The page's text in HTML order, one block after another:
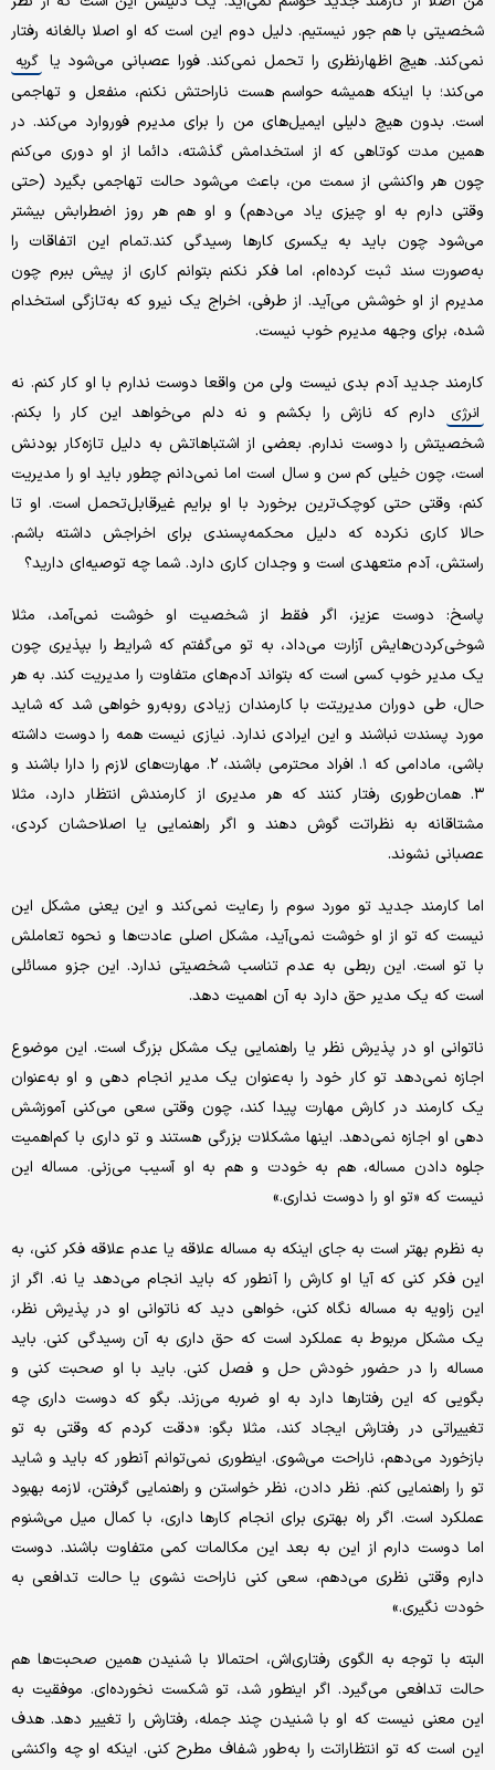
شخصیتی با هم جور نیستیم. دلیل دوم این است که او اصلا بالغانه رفتار
نمی‌کند. هیچ اظهارنظری را تحمل نمی‌کند. فورا عصبانی می‌شود یا گریه
می‌کند؛ با اینکه همیشه حواسم هست ناراحتش نکنم، منفعل و تهاجمی
است. بدون هیچ دلیلی ایمیل‌های من را برای مدیرم فوروارد می‌کند. در
همین مدت کوتاهی که از استخدامش گذشته، دائما از او دوری می‌کنم
چون هر واکنشی از سمت من، باعث می‌شود حالت تهاجمی بگیرد (حتی
وقتی دارم به او چیزی یاد می‌دهم) و او هم هر روز اضطرابش بیشتر
می‌شود چون باید به یکسری کارها رسیدگی کند.تمام این اتفاقات را
به‌صورت سند ثبت کرده‌ام، اما فکر نکنم بتوانم کاری از پیش ببرم چون
مدیرم از او خوشش می‌آید. از طرفی، اخراج یک نیرو که به‌تازگی استخدام
شده، برای وجهه مدیرم خوب نیست.
کارمند جدید آدم بدی نیست ولی من واقعا دوست ندارم با او کار کنم. نه
انرژی
دارم که نازش را بکشم و نه دلم می‌خواهد این کار را بکنم.
شخصیتش را دوست ندارم. بعضی از اشتباهاتش به دلیل تازه‌کار بودنش
است، چون خیلی کم سن و سال است اما نمی‌دانم چطور باید او را مدیریت
کنم، وقتی حتی کوچک‌ترین برخورد با او برایم غیرقابل‌تحمل است. او تا
حالا کاری نکرده که دلیل محکمه‌پسندی برای اخراجش داشته باشم.
راستش، آدم متعهدی است و وجدان کاری دارد. شما چه توصیه‌ای دارید؟
پاسخ: دوست عزیز، اگر فقط از شخصیت او خوشت نمی‌آمد، مثلا
شوخی‌کردن‌هایش آزارت می‌داد، به تو می‌گفتم که شرایط را بپذیری چون
یک مدیر خوب کسی است که بتواند آدم‌های متفاوت را مدیریت کند. به هر
حال، طی دوران مدیریتت با کارمندان زیادی روبه‌رو خواهی شد که شاید
مورد پسندت نباشند و این ایرادی ندارد. نیازی نیست همه را دوست داشته
باشی، مادامی که ۱. افراد محترمی باشند، ۲. مهارت‌های لازم را دارا باشند و
۳. همان‌طوری رفتار کنند که هر مدیری از کارمندش انتظار دارد، مثلا
مشتاقانه به نظراتت گوش دهند و اگر راهنمایی یا اصلاحشان کردی،
عصبانی نشوند.
اما کارمند جدید تو مورد سوم را رعایت نمی‌کند و این یعنی مشکل این
نیست که تو از او خوشت نمی‌آید، مشکل اصلی عادت‌ها و نحوه تعاملش
با تو است. این ربطی به عدم تناسب شخصیتی ندارد. این جزو مسائلی
است که یک مدیر حق دارد به آن اهمیت دهد.
ناتوانی او در پذیرش نظر یا راهنمایی یک مشکل بزرگ است. این موضوع
اجازه نمی‌دهد تو کار خود را به‌عنوان یک مدیر انجام دهی و او به‌عنوان
یک کارمند در کارش مهارت پیدا کند، چون وقتی سعی می‌کنی آموزشش
دهی او اجازه نمی‌دهد. اینها مشکلات بزرگی هستند و تو داری با کم‌اهمیت
جلوه دادن مساله، هم به خودت و هم به او آسیب می‌زنی. مساله این
نیست که «تو او را دوست نداری.»
به نظرم بهتر است به جای اینکه به مساله علاقه یا عدم علاقه فکر کنی، به
این فکر کنی که آیا او کارش را آنطور که باید انجام می‌دهد یا نه. اگر از
این زاویه به مساله نگاه کنی، خواهی دید که ناتوانی او در پذیرش نظر،
یک مشکل مربوط به عملکرد است که حق داری به آن رسیدگی کنی. باید
مساله را در حضور خودش حل و فصل کنی. باید با او صحبت کنی و
بگویی که این رفتارها دارد به او ضربه می‌زند. بگو که دوست داری چه
تغییراتی در رفتارش ایجاد کند، مثلا بگو: «دقت کردم که وقتی به تو
بازخورد می‌دهم، ناراحت می‌شوی. اینطوری نمی‌توانم آنطور که باید و شاید
تو را راهنمایی کنم. نظر دادن، نظر خواستن و راهنمایی گرفتن، لازمه بهبود
عملکرد است. اگر راه بهتری برای انجام کارها داری، با کمال میل می‌شنوم
اما دوست دارم از این به بعد این مکالمات کمی متفاوت باشند. دوست
دارم وقتی نظری می‌دهم، سعی کنی ناراحت نشوی یا حالت تدافعی به
خودت نگیری.»
البته با توجه به الگوی رفتاری‌اش، احتمالا با شنیدن همین صحبت‌ها هم
حالت تدافعی می‌گیرد. اگر اینطور شد، تو شکست نخورده‌ای. موفقیت به
این معنی نیست که او با شنیدن چند جمله، رفتارش را تغییر دهد. هدف
این است که تو انتظاراتت را به‌طور شفاف مطرح کنی. اینکه او چه واکنشی